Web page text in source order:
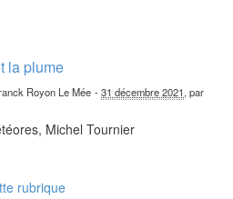
la plume
Royon Le Mée -31 décembre 2021, par
Michel Tournier
rubrique